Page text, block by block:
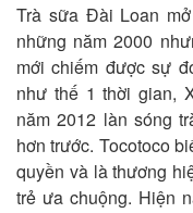
Trà sữa Đài Loan
những năm 2000
mới chiếm được sự
như thế 1 thời gian,
năm 2012 làn sóng
hơn trước. Tocotoco
quyền và là thương
trẻ ưa chuộng. Hiện